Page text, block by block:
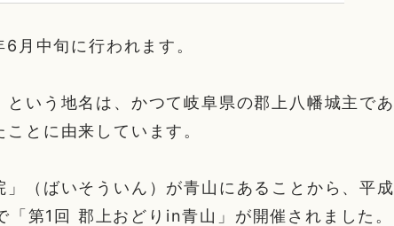
月中旬に行われます。
いう地名は、かつて岐阜県の郡上八幡城主であ
とに由来しています。
（ばいそういん）が青山にあることから、平成
第1回 郡上おどりin青山」が開催されました。